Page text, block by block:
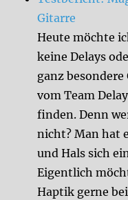
Gitarre
Heute möchte
keine Delays
ganz
vom Team
finden. Denn
nicht? Man hat
und Hals sich
Eigentlich
Haptik gerne